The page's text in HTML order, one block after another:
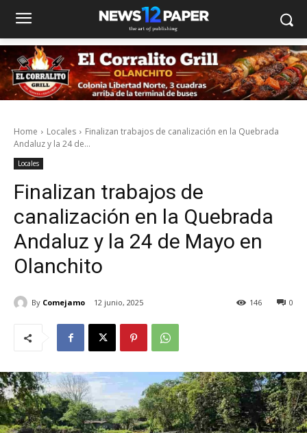
Home Locales
Finalizan trabajos de canalización en la Quebrada
Andaluz y la 24 de...
Locales
Finalizan trabajos de
canalización en la Quebrada
Andaluz y la 24 de Mayo en
Olanchito
By Comejamo 12 junio, 2025 0
146